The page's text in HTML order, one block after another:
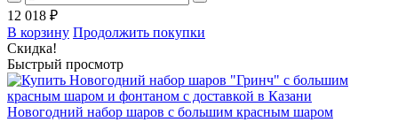
12 018 ₽
В корзину Продолжить покупки
Скидка!
Быстрый просмотр
Новогодний набор шаров с большим красным шаром